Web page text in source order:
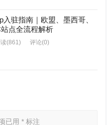
入驻指南｜欧盟、墨西哥、
点全流程解析
(861) 评论(0)
已用* 标注